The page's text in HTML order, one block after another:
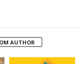
AUTHOR